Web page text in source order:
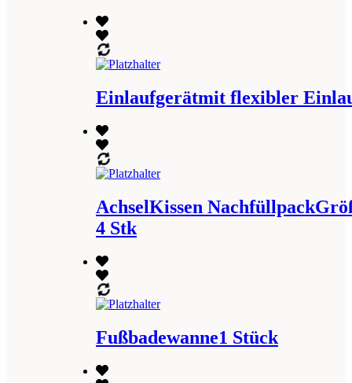
Einlaufgerätmit flexibler
AchselKissen
4 Stk
Fußbadewanne1 Stück